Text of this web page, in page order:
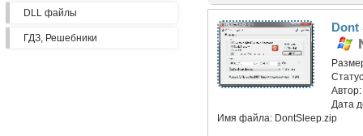
DLL файлы
ГДЗ, Решебники
Dont
Дата
Имя файла: DontSleep.zip